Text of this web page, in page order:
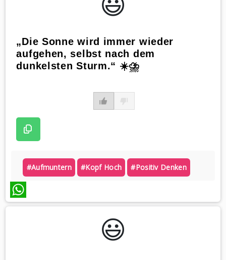
„Die Sonne wird immer wieder
aufgehen, selbst nach dem
dunkelsten Sturm.“ ☀️⛈️
#aufmuntern #kopf Hoch #positiv Denken
WhatsApp
😃️